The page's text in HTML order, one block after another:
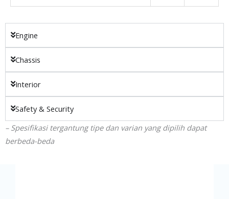
Engine
Chassis
Interior
Safety & Security
– Spesifikasi tergantung tipe dan varian yang dipilih dapat
berbeda-beda